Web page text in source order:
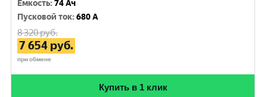
Емкость:74 Ач
Пусковой ток:680 A
8 320руб.
7 654 руб.
при обмене
Купить в 1 клик